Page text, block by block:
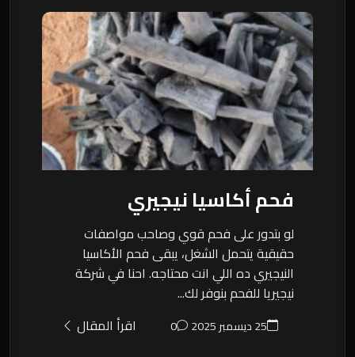
فحم أكاسيا نيجيري
لو بتدور على فحم قوي وصاحب مواصفات
حقيقية يتحمل الشغل، يبقى فحم الأكاسيا
النيجيري ده اللي انت محتاجه. احنا في شركة
نيجيريا للفحم بنوفر لك...
25 ديسمبر 2025 0 اقرأ المقال